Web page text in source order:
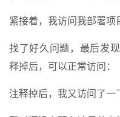
紧接着，我访问我部署项
找了好久问题，最后发
释掉后，可以正常访问：
注释掉后，我又访问了一